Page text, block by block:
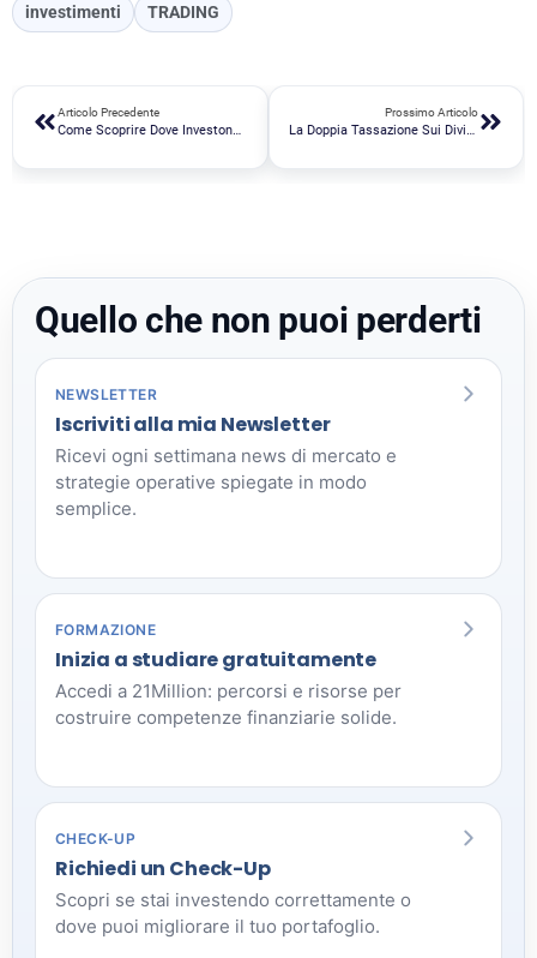
investimenti TRADING
Articolo Precedente Prossimo Articolo
Quello che non puoi perderti
NEWSLETTER
Iscriviti alla mia Newsletter
Ricevi ogni settimana news di mercato e
strategie operative spiegate in modo
semplice.
FORMAZIONE
Inizia a studiare gratuitamente
Accedi a 21Million: percorsi e risorse per
costruire competenze finanziarie solide.
CHECK-UP
Richiedi un Check-Up
Scopri se stai investendo correttamente o
dove puoi migliorare il tuo portafoglio.